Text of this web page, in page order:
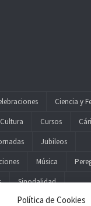
Política de Cookies
Ciencia y
Cultura Cursos
Jubileos
Música
Sinodalidad